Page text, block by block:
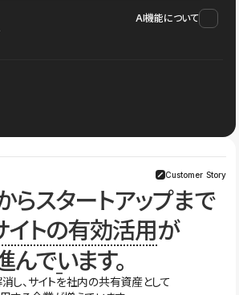
AI機能について
Customer Story
らスタートアップまで
トの有効活用が
んでいます。
し、サイトを社内の共有資産として